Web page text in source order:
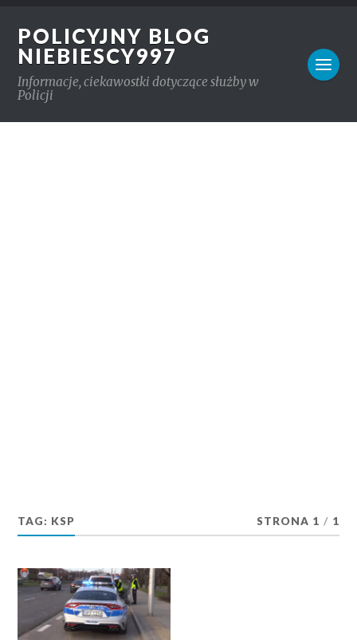
POLICYJNY BLOG
NIEBIESCY997
Informacje, ciekawostki dotyczące służby w
Policji
TAG: KSP STRONA 1 / 1